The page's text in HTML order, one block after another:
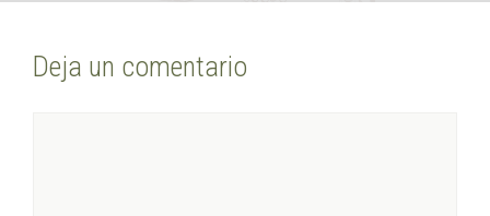
Deja un comentario